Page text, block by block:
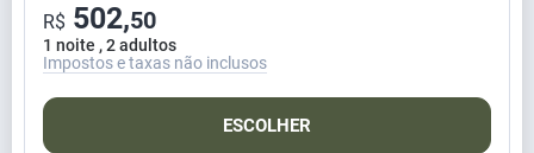
1 noite , 2 adultos
R$ 502,50
Impostos e taxas não inclusos
ESCOLHER